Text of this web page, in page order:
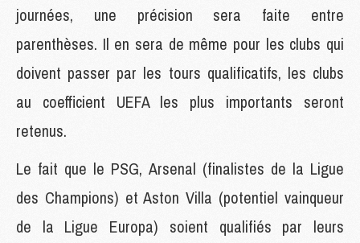
journées, une précision sera faite entre
parenthèses. Il en sera de même pour les clubs qui
doivent passer par les tours qualificatifs, les clubs
au coefficient UEFA les plus importants seront
retenus.
Le fait que le PSG, Arsenal (finalistes de la Ligue
des Champions) et Aston Villa (potentiel vainqueur
de la Ligue Europa) soient qualifiés par leurs